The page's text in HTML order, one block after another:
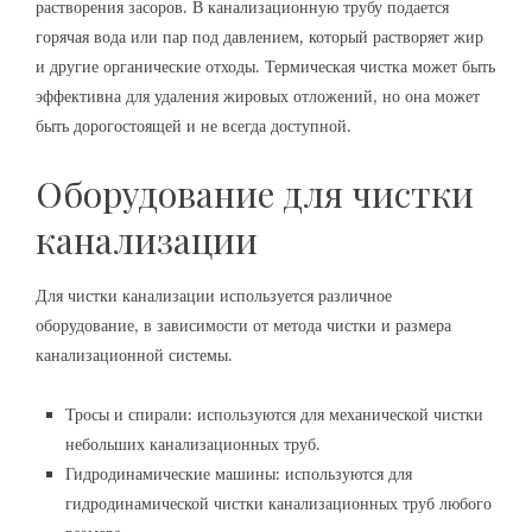
растворения засоров. В канализационную трубу подается
горячая вода или пар под давлением, который растворяет жир
и другие органические отходы. Термическая чистка может быть
эффективна для удаления жировых отложений, но она может
быть дорогостоящей и не всегда доступной.
Оборудование для чистки
канализации
Для чистки канализации используется различное
оборудование, в зависимости от метода чистки и размера
канализационной системы.
Тросы и спирали: используются для механической чистки
небольших канализационных труб.
Гидродинамические машины: используются для
гидродинамической чистки канализационных труб любого